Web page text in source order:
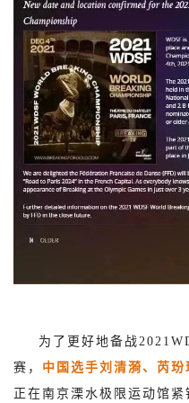
为了更好地备战
赛， 中国选手刘清漪、芮
正在南京溧水极限运动馆